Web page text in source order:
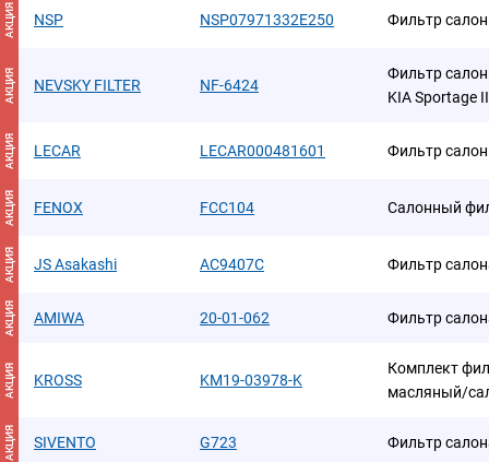
АКЦИЯ NSP NSP07971332E250 Фильтр
АКЦИЯ NEVSKY FILTER NF-6424
Фильтр
KIA Sportage
АКЦИЯ LECAR LECAR000481601 Фильтр
АКЦИЯ FENOX FCC104 Салонный
АКЦИЯ JS Asakashi AC9407C Фильтр
АКЦИЯ AMIWA 20-01-062 Фильтр
АКЦИЯ KROSS KM19-03978-K
Комплект
масляный/
АКЦИЯ SIVENTO G723 Фильтр